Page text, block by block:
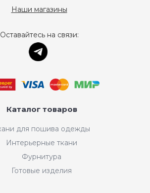
Наши магазины
Оставайтесь на связи:
Каталог товаров
для пошива одежды
Интерьерные ткани
Фурнитура
Готовые изделия